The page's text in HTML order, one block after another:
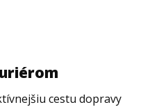
cestu dopravy